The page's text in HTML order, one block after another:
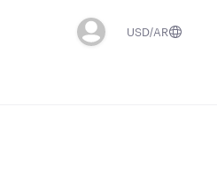
AR
USD